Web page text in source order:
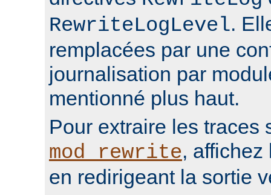
RewriteLogLevel.
remplacées par une
journalisation par
mentionné plus haut.
Pour extraire les traces
mod_rewrite,
en redirigeant la sortie